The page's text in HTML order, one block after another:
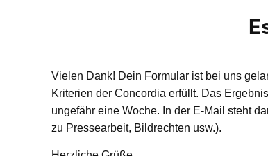
Vielen Dank! Dein Formular ist bei uns
Kriterien der Concordia erfüllt. Das
ungefähr eine Woche. In der E-Mail steht
zu Pressearbeit, Bildrechten usw.).